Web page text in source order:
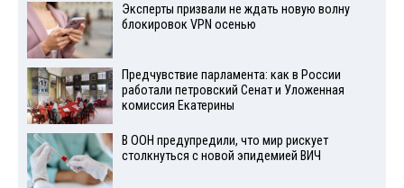
Эксперты призвали не ждать новую волну
блокировок VPN осенью
Предчувствие парламента: как в России
работали петровский Сенат и Уложенная
комиссия Екатерины
В ООН предупредили, что мир рискует
столкнуться с новой эпидемией ВИЧ